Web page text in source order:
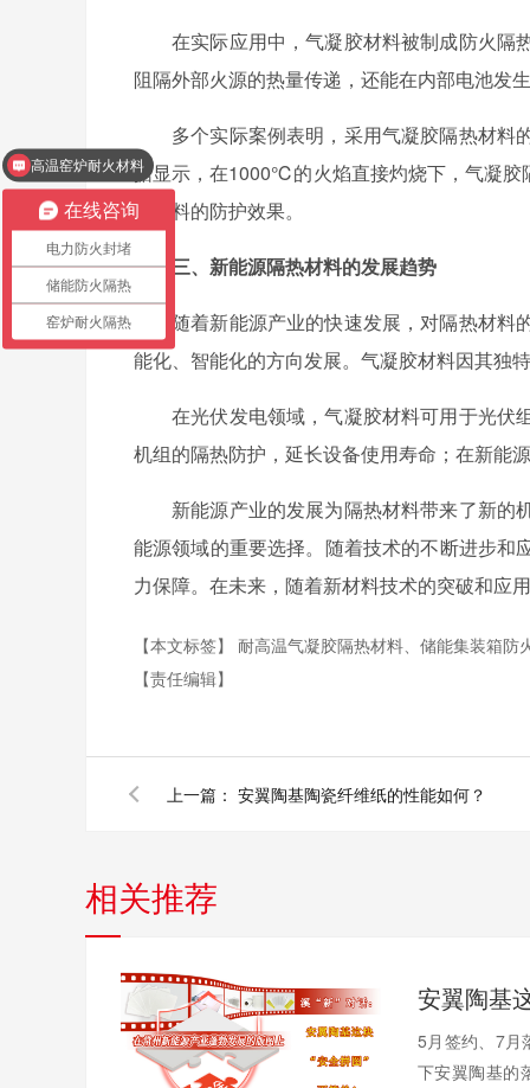
在实际应用中，气凝胶材料被制成防火隔
阻隔外部火源的热量传递，还能在内部电池发
多个实际案例表明，采用气凝胶隔热材料
据显示，在1000℃的火焰直接灼烧下，气凝
统材料的防护效果。
三、新能源隔热材料的发展趋势
随着新能源产业的快速发展，对隔热材
能化、智能化的方向发展。气凝胶材料因其独
在光伏发电领域，气凝胶材料可用于光伏
机组的隔热防护，延长设备使用寿命；在新能
新能源产业的发展为隔热材料带来了新的
能源领域的重要选择。随着技术的不断进步和
力保障。在未来，随着新材料技术的突破和应
【本文标签】 耐高温气凝胶隔热材料、储能集装箱防
【责任编辑】
上一篇： 安翼陶基陶瓷纤维纸的性能如何？
相关推荐
5月签约、7月
下安翼陶基的
在线咨询
电力防火封堵
储能防火隔热
窑炉耐火隔热
电缆防火涂料
高温窑炉耐火材料